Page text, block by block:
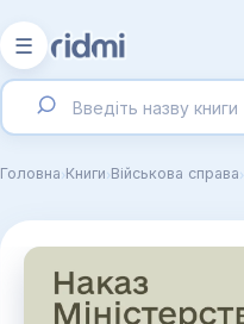
☰
Головна›Книги›Військова справа›